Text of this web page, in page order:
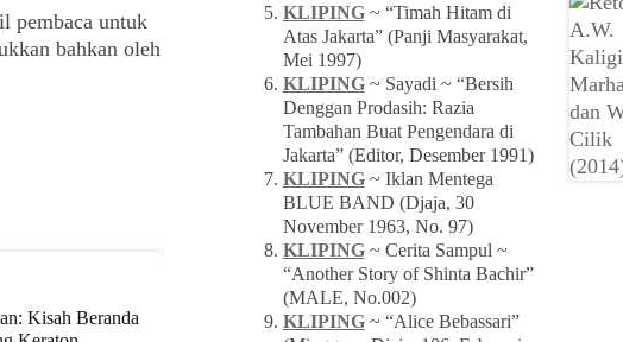
pembaca untuk
bahkan oleh
Kisah Beranda
KLIPING~ “Timah Hitam di
Atas Jakarta” (Panji Masyarakat,
Mei 1997)
KLIPING~ Sayadi ~ “Bersih
Denggan Prodasih: Razia
Tambahan Buat Pengendara di
Jakarta” (Editor, Desember 1991)
KLIPING~ Iklan Mentega
BLUE BAND (Djaja, 30
November 1963, No. 97)
KLIPING~ Cerita Sampul ~
“Another Story of Shinta Bachir”
(MALE, No.002)
KLIPING~ “Alice Bebassari”